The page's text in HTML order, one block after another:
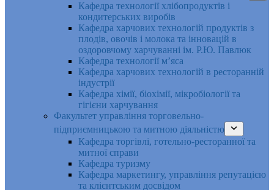
Кафедра технології хлібопродуктів і
кондитерських виробів
Кафедра харчових технологій продуктів з
плодів, овочів і молока та інновацій в
оздоровчому харчуванні ім. Р.Ю. Павлюк
Кафедра технології м’яса
Кафедра харчових технологій в ресторанній
індустрії
Кафедра хімії, біохімії, мікробіології та
гігієни харчування
Факультет управління торговельно-
підприємницькою та митною діяльністю
Кафедра торгівлі, готельно-ресторанної та
митної справи
Кафедра туризму
Кафедра маркетингу, управління репутацією
та клієнтським досвідом